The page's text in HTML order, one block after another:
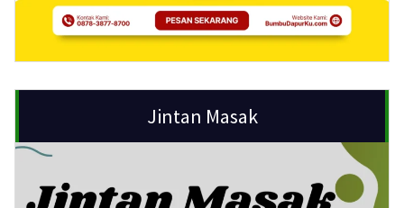
Jintan Masak